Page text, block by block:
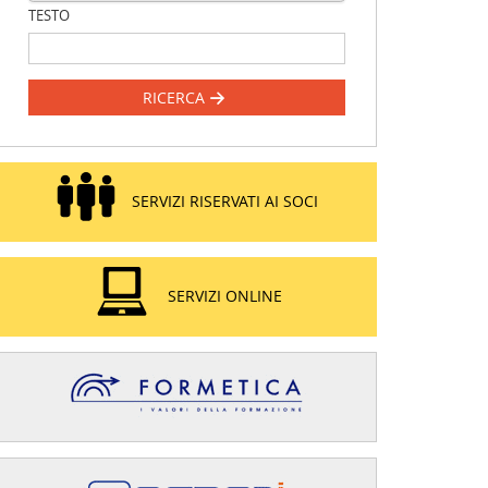
TESTO
RICERCA
SERVIZI RISERVATI AI SOCI
SERVIZI ONLINE